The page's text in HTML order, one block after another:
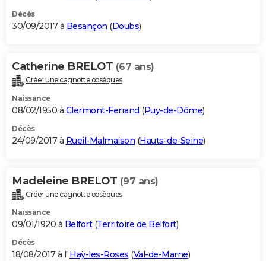
Décès
30/09/2017 à Besançon (Doubs)
Catherine BRELOT (67 ans)
Créer une cagnotte obsèques
Naissance
08/02/1950 à Clermont-Ferrand (Puy-de-Dôme)
Décès
24/09/2017 à Rueil-Malmaison (Hauts-de-Seine)
Madeleine BRELOT (97 ans)
Créer une cagnotte obsèques
Naissance
09/01/1920 à Belfort(Territoire de Belfort)
Décès
18/08/2017 à l' Haÿ-les-Roses (Val-de-Marne)